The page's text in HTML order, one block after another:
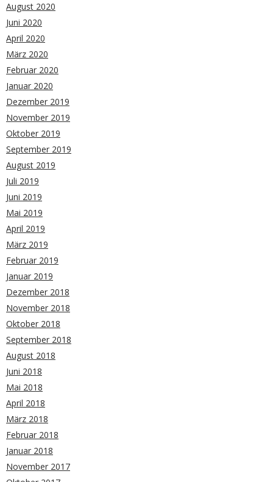
August 2020
Juni 2020
April 2020
März 2020
Februar 2020
Januar 2020
Dezember 2019
November 2019
Oktober 2019
September 2019
August 2019
Juli 2019
Juni 2019
Mai 2019
April 2019
März 2019
Februar 2019
Januar 2019
Dezember 2018
November 2018
Oktober 2018
September 2018
August 2018
Juni 2018
Mai 2018
April 2018
März 2018
Februar 2018
Januar 2018
November 2017